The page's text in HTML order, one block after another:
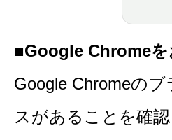
■Google Chrome
Google Chromeの
スがあることを確